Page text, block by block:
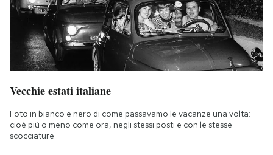
Vecchie estati italiane
Foto in bianco e nero di come passavamo le vacanze una volta:
cioè più o meno come ora, negli stessi posti e con le stesse
scocciature